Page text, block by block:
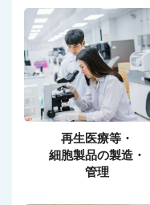
再生医療等・
細胞製品の製造・
管理